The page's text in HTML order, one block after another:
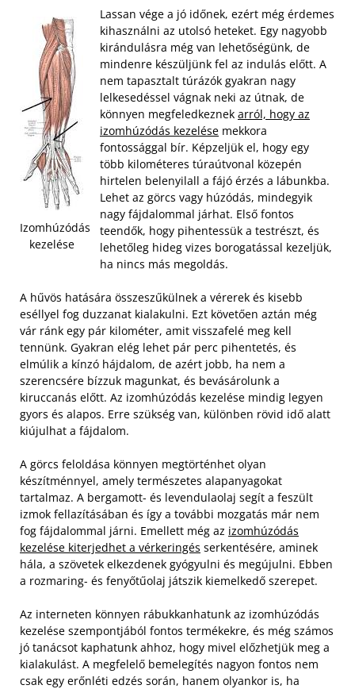
Izomhúzódás
kezelése
Lassan vége a jó időnek, ezért még érdemes
kihasználni az utolsó heteket. Egy nagyobb
kirándulásra még van lehetőségünk, de
mindenre készüljünk fel az indulás előtt. A
nem tapasztalt túrázók gyakran nagy
lelkesedéssel vágnak neki az útnak, de
könnyen megfeledkeznek arról, hogy az
izomhúzódás kezelése mekkora
fontossággal bír. Képzeljük el, hogy egy
több kilométeres túraútvonal közepén
hirtelen belenyilall a fájó érzés a lábunkba.
Lehet az görcs vagy húzódás, mindegyik
nagy fájdalommal járhat. Első fontos
teendők, hogy pihentessük a testrészt, és
lehetőleg hideg vizes borogatással kezeljük,
ha nincs más megoldás.
A hűvös hatására összeszűkülnek a vérerek és kisebb
eséllyel fog duzzanat kialakulni. Ezt követően aztán még
vár ránk egy pár kilométer, amit visszafelé meg kell
tennünk. Gyakran elég lehet pár perc pihentetés, és
elmúlik a kínzó hájdalom, de azért jobb, ha nem a
szerencsére bízzuk magunkat, és bevásárolunk a
kiruccanás előtt. Az izomhúzódás kezelése mindig legyen
gyors és alapos. Erre szükség van, különben rövid idő alatt
kiújulhat a fájdalom.
A görcs feloldása könnyen megtörténhet olyan
készítménnyel, amely természetes alapanyagokat
tartalmaz. A bergamott- és levendulaolaj segít a feszült
izmok fellazításában és így a további mozgatás már nem
fog fájdalommal járni. Emellett még az izomhúzódás
kezelése kiterjedhet a vérkeringés serkentésére, aminek
hála, a szövetek elkezdenek gyógyulni és megújulni. Ebben
a rozmaring- és fenyőtűolaj játszik kiemelkedő szerepet.
Az interneten könnyen rábukkanhatunk az izomhúzódás
kezelése szempontjából fontos termékekre, és még számos
jó tanácsot kaphatunk ahhoz, hogy mivel előzhetjük meg a
kialakulást. A megfelelő bemelegítés nagyon fontos nem
csak egy erőnléti edzés során, hanem olyankor is, ha